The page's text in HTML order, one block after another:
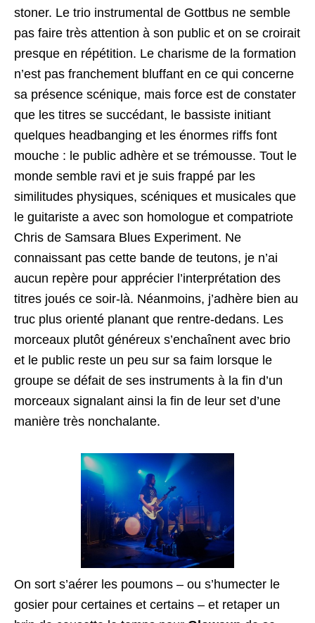
stoner. Le trio instrumental de Gottbus ne semble
pas faire très attention à son public et on se croirait
presque en répétition. Le charisme de la formation
n’est pas franchement bluffant en ce qui concerne
sa présence scénique, mais force est de constater
que les titres se succédant, le bassiste initiant
quelques headbanging et les énormes riffs font
mouche : le public adhère et se trémousse. Tout le
monde semble ravi et je suis frappé par les
similitudes physiques, scéniques et musicales que
le guitariste a avec son homologue et compatriote
Chris de Samsara Blues Experiment. Ne
connaissant pas cette bande de teutons, je n’ai
aucun repère pour apprécier l’interprétation des
titres joués ce soir-là. Néanmoins, j’adhère bien au
truc plus orienté planant que rentre-dedans. Les
morceaux plutôt généreux s’enchaînent avec brio
et le public reste un peu sur sa faim lorsque le
groupe se défait de ses instruments à la fin d’un
morceaux signalant ainsi la fin de leur set d’une
manière très nonchalante.
On sort s’aérer les poumons – ou s’humecter le
gosier pour certaines et certains – et retaper un